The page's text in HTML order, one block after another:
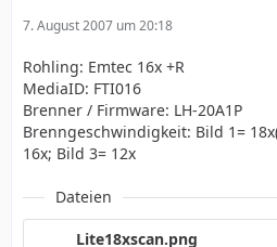
7. August 2007 um 20:18
Rohling: Emtec 16x +R
MediaID: FTI016
Brenner / Firmware: LH-20A1P
Brenngeschwindigkeit: Bild 1=
16x; Bild 3= 12x
Dateien
Lite18xscan.png